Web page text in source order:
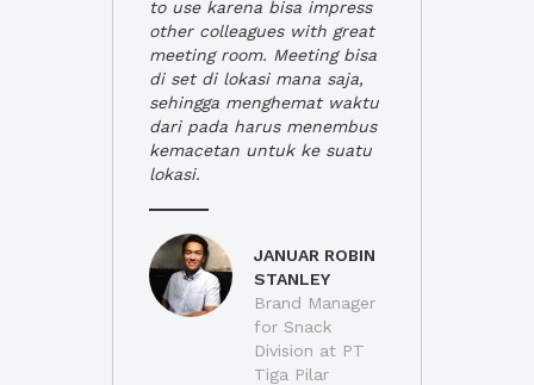
to use karena bisa impress
other colleagues with great
meeting room. Meeting bisa
di set di lokasi mana saja,
sehingga menghemat waktu
dari pada harus menembus
kemacetan untuk ke suatu
lokasi.
JANUAR ROBIN
STANLEY
Brand Manager
for Snack
Division at PT
Tiga Pilar